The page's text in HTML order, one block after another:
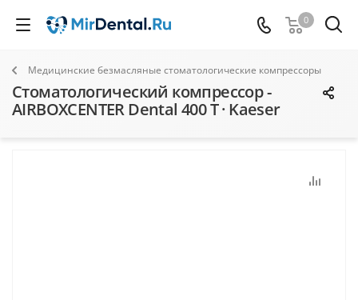
0
Медицинские безмасляные стоматологические компрессоры
Стоматологический компрессор -
AIRBOXCENTER Dental 400 T · Kaeser